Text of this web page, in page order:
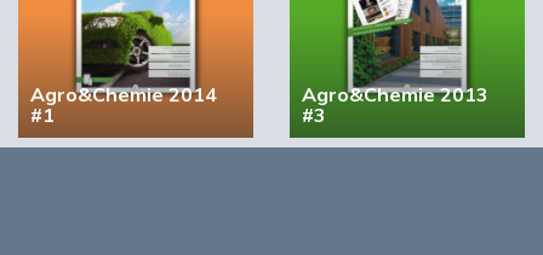
Agro&Chemie 2014
#1
Agro&Chemie 2013
#3